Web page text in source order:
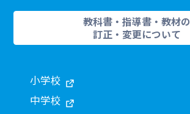
教科書・指導書・教材の
訂正・変更について
小学校
中学校